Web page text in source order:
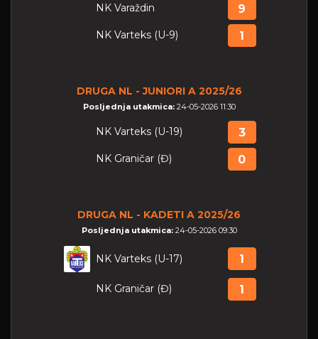
NK Varaždin 9
NK Varteks (U-9) 1
DRUGA NL - JUNIORI A 2025/26
Posljednja utakmica: 24-05-2026 11:30
NK Varteks (U-19) 3
NK Graničar (Đ) 0
DRUGA NL - KADETI A 2025/26
Posljednja utakmica: 24-05-2026 09:30
NK Varteks (U-17) 1
NK Graničar (Đ) 1